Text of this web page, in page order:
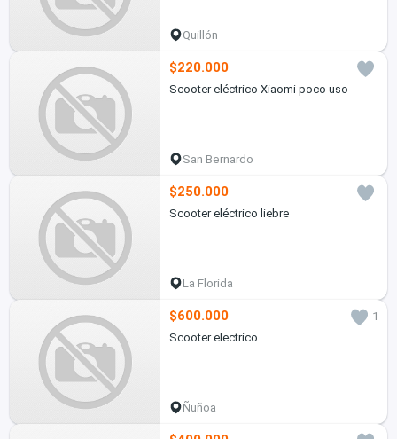
Quillón
$220.000
Scooter eléctrico Xiaomi poco uso
San Bernardo
$250.000
Scooter eléctrico liebre
La Florida
$600.000
1
Scooter electrico
Ñuñoa